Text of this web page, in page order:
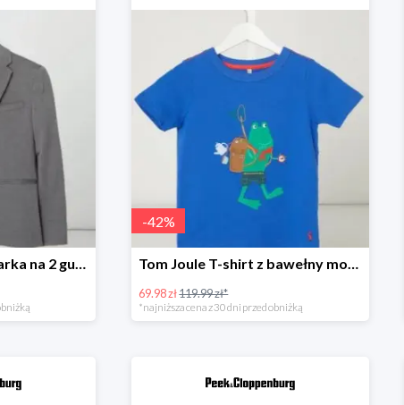
Jack & Jones Marynarka na 2 guziki z ozdobnymi wypustkami model ‘Steven’ -40%
-42%
Tom Joule T-shirt z bawełny model ‘Chomp’ -41%
69.98 zł119.99 zł*
*najniższa cena z 30 dni przed obniżką